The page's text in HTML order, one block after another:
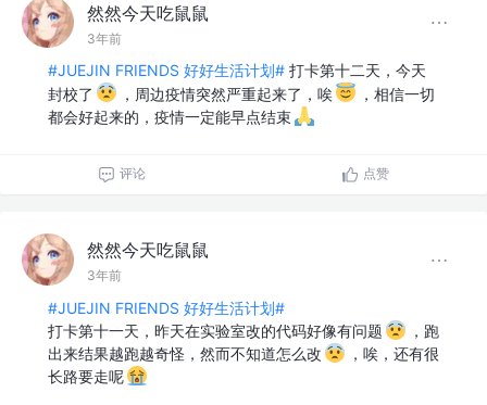
然然今天吃鼠鼠
3年前
#JUEJIN FRIENDS 好好生活计划# 打卡第十二天，今天
封校了
，周边疫情突然严重起来了，唉
，相信一切
都会好起来的，疫情一定能早点结束
评论 点赞
然然今天吃鼠鼠
3年前
#JUEJIN FRIENDS 好好生活计划#
打卡第十一天，昨天在实验室改的代码好像有问题
，跑
出来结果越跑越奇怪，然而不知道怎么改
，唉，还有很
长路要走呢